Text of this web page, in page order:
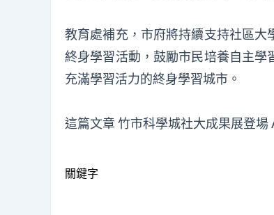
教育處補充，市府將持續支持社區
終身學習活動，鼓勵市民培養自主學
充滿學習活力的終身學習城市。
這篇文章 竹市科學城社大成果展登
關鍵字